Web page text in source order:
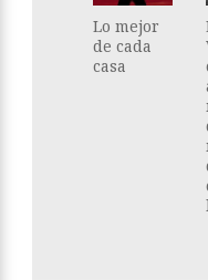
Lo mejor
de cada
casa